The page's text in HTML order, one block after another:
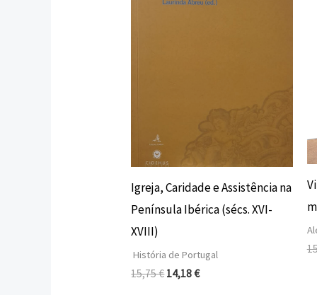
Igreja, Caridade e Assistência na
Península Ibérica (sécs. XVI-
XVIII)
História de Portugal
15,75€14,18€